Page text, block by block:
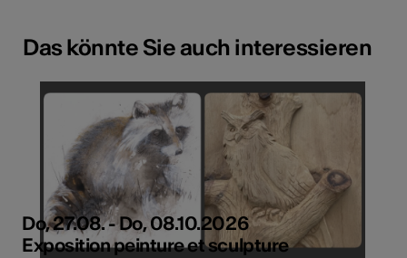
Das könnte Sie auch interessieren
Do, 27.08. - Do, 08.10.2026
Exposition peinture et sculpture